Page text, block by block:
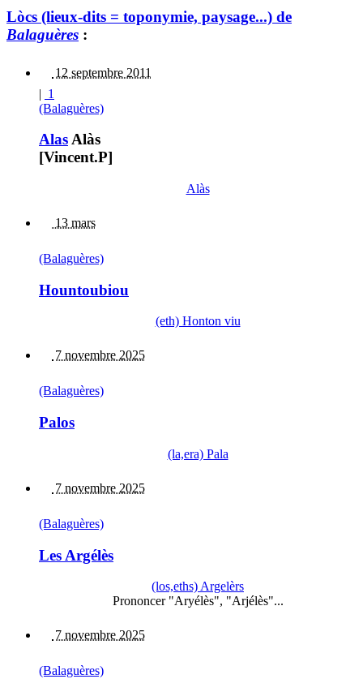
Lòcs (lieux-dits = toponymie, paysage...) de
Balaguères :
12 septembre 2011
| 1
(Balaguères)
AlasAlàs
[Vincent.P]
Alàs
13 mars
(Balaguères)
Hountoubiou
(eth) Honton viu
7 novembre 2025
(Balaguères)
Palos
(la,era) Pala
7 novembre 2025
(Balaguères)
Les Argélès
(los,eths) Argelèrs
Prononcer "Aryélès", "Arjélès"...
7 novembre 2025
(Balaguères)